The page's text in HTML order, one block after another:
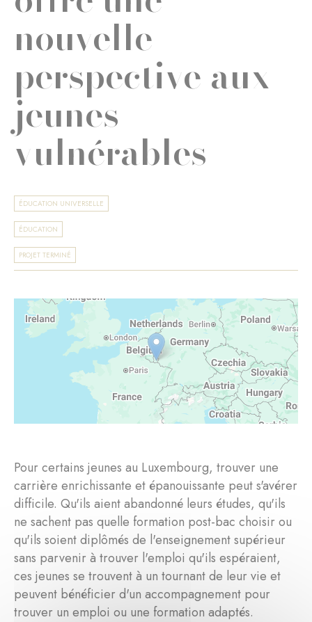
nouvelle
perspective aux
jeunes
vulnérables
ÉDUCATION UNIVERSELLE
ÉDUCATION
PROJET TERMINÉ
Pour certains jeunes au Luxembourg, trouver une
carrière enrichissante et épanouissante peut s'avérer
difficile. Qu'ils aient abandonné leurs études, qu'ils
ne sachent pas quelle formation post-bac choisir ou
qu'ils soient diplômés de l'enseignement supérieur
sans parvenir à trouver l'emploi qu'ils espéraient,
ces jeunes se trouvent à un tournant de leur vie et
peuvent bénéficier d'un accompagnement pour
trouver un emploi ou une formation adaptés.